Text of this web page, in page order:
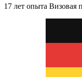
17 лет опыта Визовая